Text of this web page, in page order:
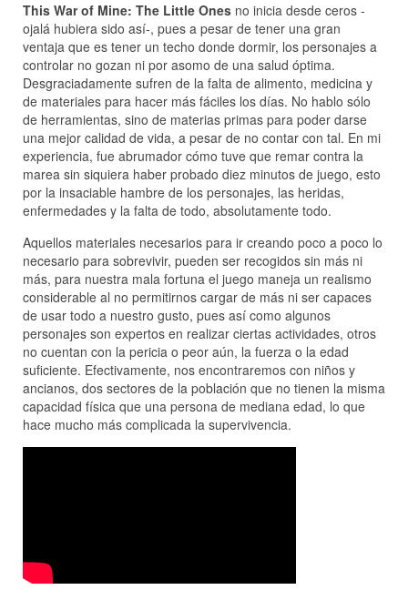
This War of Mine: The Little Ones no inicia desde ceros -
ojalá hubiera sido así-, pues a pesar de tener una gran
ventaja que es tener un techo donde dormir, los personajes a
controlar no gozan ni por asomo de una salud óptima.
Desgraciadamente sufren de la falta de alimento, medicina y
de materiales para hacer más fáciles los días. No hablo sólo
de herramientas, sino de materias primas para poder darse
una mejor calidad de vida, a pesar de no contar con tal. En mi
experiencia, fue abrumador cómo tuve que remar contra la
marea sin siquiera haber probado diez minutos de juego, esto
por la insaciable hambre de los personajes, las heridas,
enfermedades y la falta de todo, absolutamente todo.
Aquellos materiales necesarios para ir creando poco a poco lo
necesario para sobrevivir, pueden ser recogidos sin más ni
más, para nuestra mala fortuna el juego maneja un realismo
considerable al no permitirnos cargar de más ni ser capaces
de usar todo a nuestro gusto, pues así como algunos
personajes son expertos en realizar ciertas actividades, otros
no cuentan con la pericia o peor aún, la fuerza o la edad
suficiente. Efectivamente, nos encontraremos con niños y
ancianos, dos sectores de la población que no tienen la misma
capacidad física que una persona de mediana edad, lo que
hace mucho más complicada la supervivencia.